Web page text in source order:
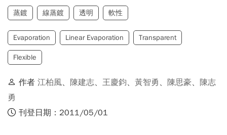
蒸鍍 線蒸鍍 透明 軟性
Evaporation Linear Evaporation Transparent
Flexible
作者 江柏風、 陳建志、 王慶鈞、 黃智勇 、 陳思豪、 陳志
勇
刊登日期：2011/05/01